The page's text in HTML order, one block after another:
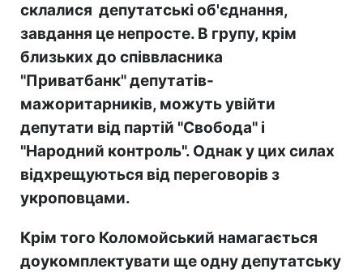
склалися депутатські об'єднання,
завдання це непросте. В групу, крім
близьких до співвласника
"Приватбанк" депутатів-
мажоритарників, можуть увійти
депутати від партій "Свобода" і
"Народний контроль". Однак у цих силах
відхрещуються від переговорів з
укроповцами.
Крім того Коломойський намагається
доукомплектувати ще одну депутатську